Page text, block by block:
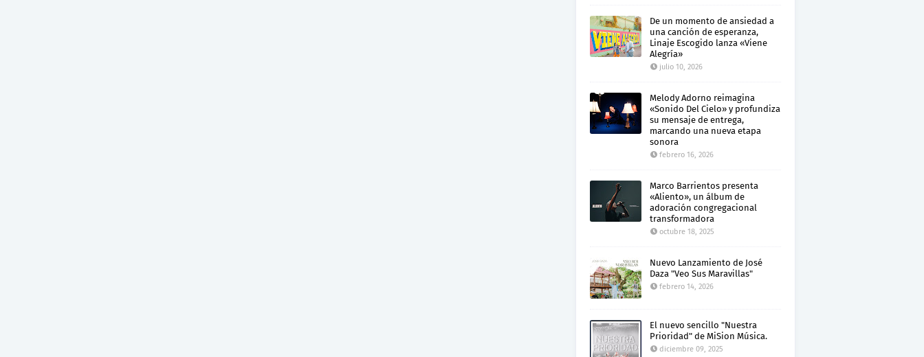
De un momento de ansiedad a
una canción de esperanza,
Linaje Escogido lanza «Viene
Alegría»
julio 10, 2026
Melody Adorno reimagina
«Sonido Del Cielo» y profundiza
su mensaje de entrega,
marcando una nueva etapa
sonora
febrero 16, 2026
Marco Barrientos presenta
«Aliento», un álbum de
adoración congregacional
transformadora
octubre 18, 2025
Nuevo Lanzamiento de José
Daza "Veo Sus Maravillas"
febrero 14, 2026
El nuevo sencillo "Nuestra
Prioridad" de MiSion Música.
diciembre 09, 2025